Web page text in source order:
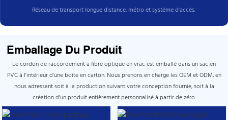
Réseau de transport longue distance, métro et système d'accès.
Emballage Du Produit
Le cordon de raccordement à fibre optique en vrac est emballé dans un sac en
PVC à l'intérieur d'une boîte en carton. Nous prenons en charge les OEM et ODM, en
nous adressant soit à la production suivant votre conception fournie, soit à la
création d'un produit entièrement personnalisé à partir de zéro.